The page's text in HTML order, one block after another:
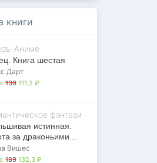
книги
Аниме
Книга шестая
Дарт
139 111,2 ₽
фэнтези
истинная.
за драконьими...
Вишес
189 132,3 ₽